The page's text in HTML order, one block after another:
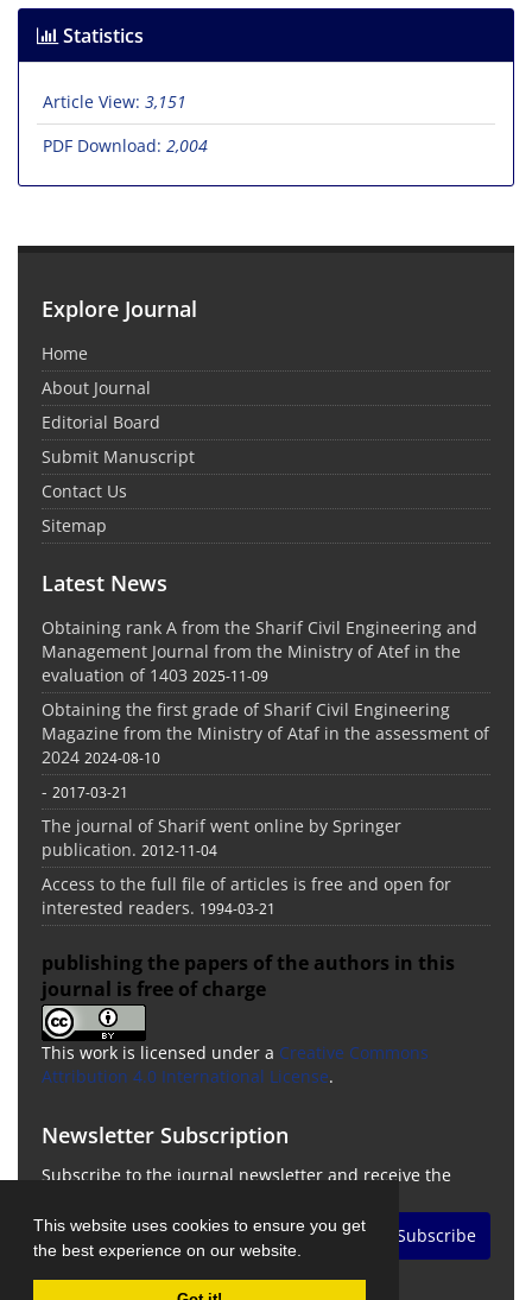
This website uses cookies to ensure you get
the best experience on our website.
Statistics
Article View: 3,151
PDF Download: 2,004
Explore Journal
Home
About Journal
Editorial Board
Submit Manuscript
Contact Us
Sitemap
Latest News
Obtaining rank A from the Sharif Civil Engineering and
Management Journal from the Ministry of Atef in the
evaluation of 1403 2025-11-09
Obtaining the first grade of Sharif Civil Engineering
Magazine from the Ministry of Ataf in the assessment of
2024 2024-08-10
- 2017-03-21
The journal of Sharif went online by Springer
publication. 2012-11-04
Access to the full file of articles is free and open for
interested readers. 1994-03-21
publishing the papers of the authors in this
journal is free of charge
This work is licensed under a Creative Commons
Attribution 4.0 International License.
Newsletter Subscription
Subscribe to the journal newsletter and receive the
Subscribe